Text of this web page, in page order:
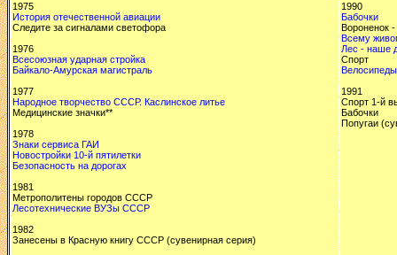
1975
История отечественной авиации
Следите за сигналами светофора
1976
Всесоюзная ударная стройка
Байкало-Амурская магистраль
1977
Народное творчество СССР. Каслинское литье
Медицинские значки**
1978
Знаки сервиса ГАИ
Новостройки 10-й пятилетки
Безопасность на дорогах
1981
Метрополитены городов СССР
Лесотехнические ВУЗы СССР
1982
Занесены в Красную книгу СССР (сувенирная серия)
1990
Бабочки
Вороненок
Всему
Лес - наше
Спорт
Велосипеды
1991
Спорт 1-й
Бабочки
Попугаи